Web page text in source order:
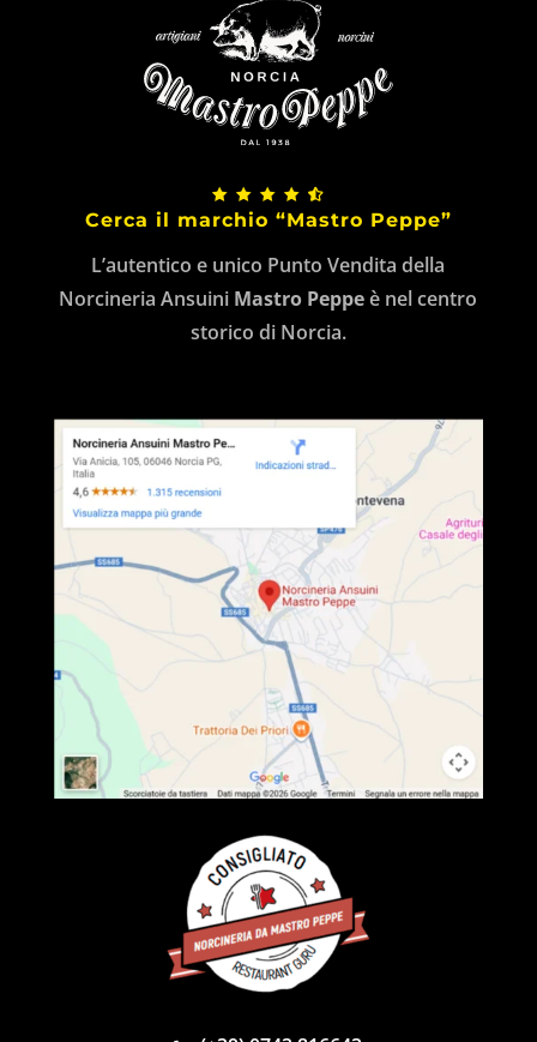
Cerca il marchio “Mastro Peppe”
L’autentico e unico Punto Vendita della
Norcineria Ansuini Mastro Peppeè nel centro
storico di Norcia.